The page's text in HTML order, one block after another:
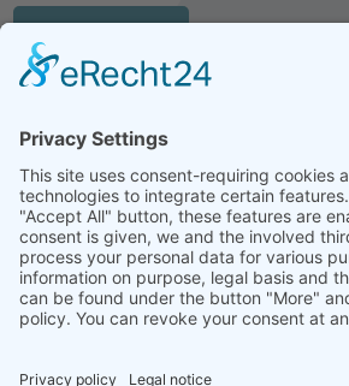
KONTAKT
HEAD OFFICE: LEIPZIG
Hohe Straße 11
04107 Leipzig
Tel.: +49 341 22 54 13 50
info@steinbeis-mediation.com